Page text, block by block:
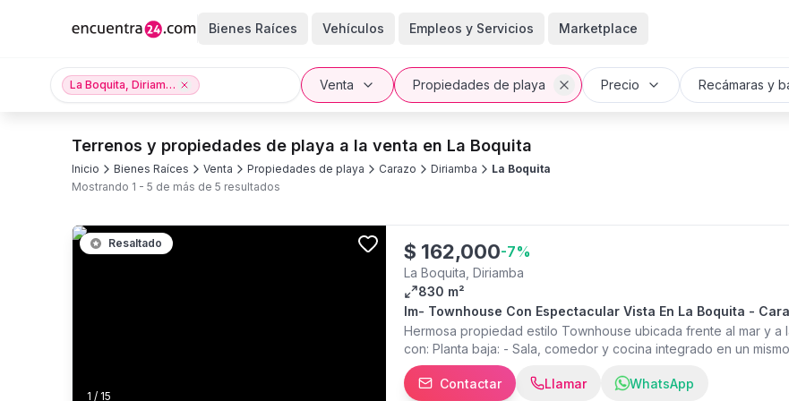
Bienes Raíces Vehículos Empleos y Servicios Marketplace
La Boquita, Diriamba, Carazo Venta Propiedades de playa Precio Recámaras y
Terrenos y propiedades de playa a la venta en La Boquita
Inicio Bienes Raíces Venta Propiedades de playa Carazo Diriamba
La Boquita
Mostrando 1 - 5 de más de 5 resultados
1 / 15
Resaltado $ 162,000-7%
La Boquita, Diriamba
830 m²
Im- Townhouse Con Espectacular Vista En La Boquita -
Hermosa propiedad estilo Townhouse ubicada frente al mar y a
con: Planta baja: - Sala, comedor y cocina integrado en un
visitas. Planta alta: - 1 espaciosa habitación con baño completo
oceano. Adicional: - 3 tanques de agua, 1 de ellos aéreo -
Contactar Llamar WhatsApp